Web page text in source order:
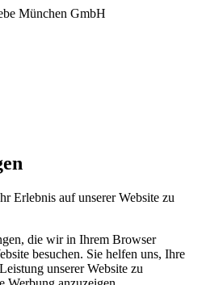
München GmbH
Erlebnis auf unserer Website zu
die wir in Ihrem Browser
besuchen. Sie helfen uns, Ihre
unserer Website zu